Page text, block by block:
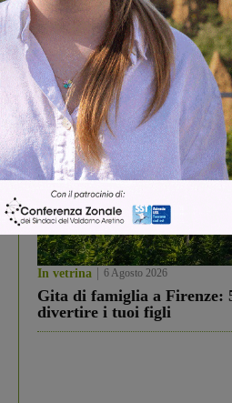
Calcio Giovanili 8 Agosto 2026
In Vetrina
In vetrina 6 Agosto 2026
Gita di famiglia a Firenze:
divertire i tuoi figli